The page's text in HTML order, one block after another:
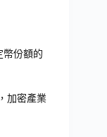
幣份額的
加密產業